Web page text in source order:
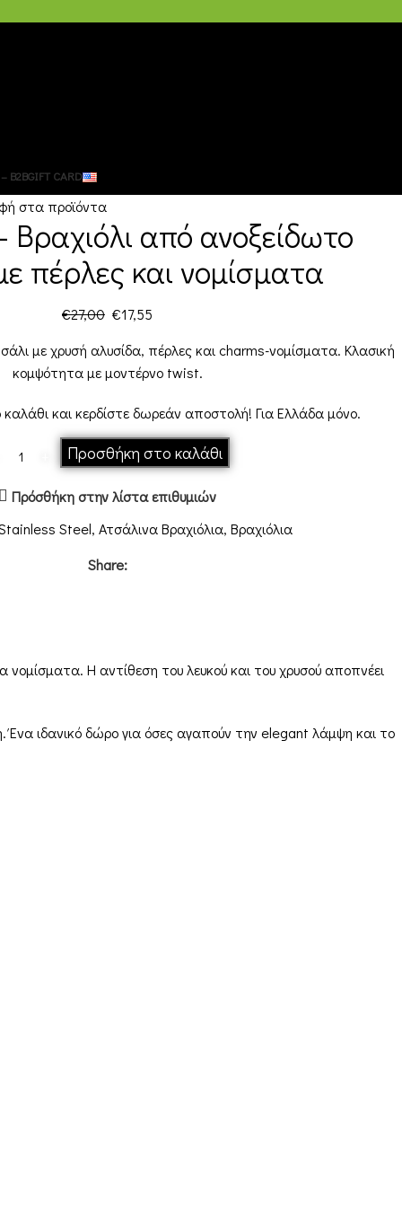
B2BGIFT CARD
στα προϊόντα
Βραχιόλι από ανοξείδωτο
πέρλες και νομίσματα
€27,00 €17,55
με χρυσή αλυσίδα, πέρλες και charms-νομίσματα. Κλασική
κομψότητα με μοντέρνο twist.
και κερδίστε δωρεάν αποστολή! Για Ελλάδα μόνο.
Προσθήκη στο καλάθι
Πρόσθήκη στην λίστα επιθυμιών
Steel, Ατσάλινα Βραχιόλια, Βραχιόλια
Share:
Η αντίθεση του λευκού και του χρυσού αποπνέει
ιδανικό δώρο για όσες αγαπούν την elegant λάμψη και το